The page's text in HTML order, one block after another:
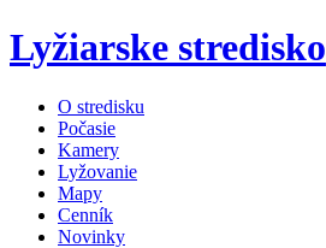
Lyžiarske stredisko
O stredisku
Počasie
Kamery
Lyžovanie
Mapy
Cenník
Novinky